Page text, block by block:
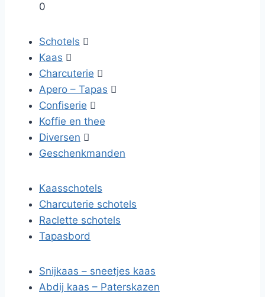
0
Schotels 
Kaas 
Charcuterie 
Apero – Tapas 
Confiserie 
Koffie en thee
Diversen 
Geschenkmanden
Kaasschotels
Charcuterie schotels
Raclette schotels
Tapasbord
Snijkaas – sneetjes kaas
Abdij kaas – Paterskazen